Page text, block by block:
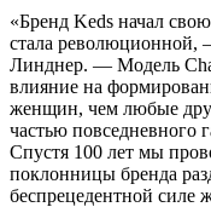
«Бренд Keds начал
стала революционной,
Линднер. — Модель
влияние на
женщин, чем любые
частью повседневного
Спустя 100 лет мы
поклонницы бренда
беспрецедентной силе